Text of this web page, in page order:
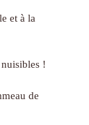
et à la
!
de